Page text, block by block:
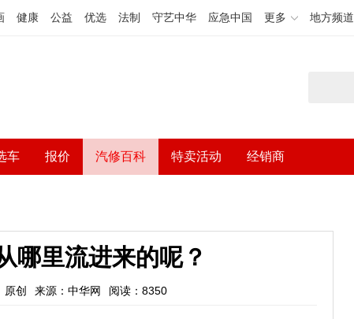
健康 公益 优选 法制 守艺中华 应急中国 更多 地方频道
车 报价 汽修百科 特卖活动 经销商
哪里流进来的呢？
原创 来源：中华网 阅读：8350